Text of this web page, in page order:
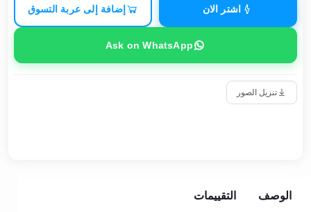
اشتر الان إضافة إلى عربة التسوق
Ask on WhatsApp
تنزيل الصور
الوصف التقييمات